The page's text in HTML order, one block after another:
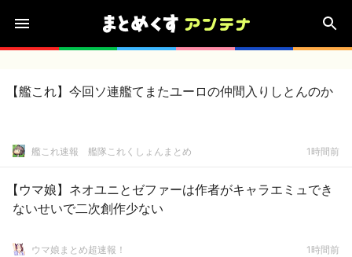
【艦これ】今回ソ連艦てまたユーロの仲間入りしとんのか
艦これ速報 艦隊これくしょんまとめ 1時間前
【ウマ娘】ネオユニとゼファーは作者がキャラエミュでき
ないせいで二次創作少ない
ウマ娘まとめ超速報！ 1時間前